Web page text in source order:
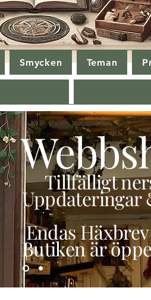
Smycken Teman
Tillfälligt
Uppdateringar
Endas
Butiken är